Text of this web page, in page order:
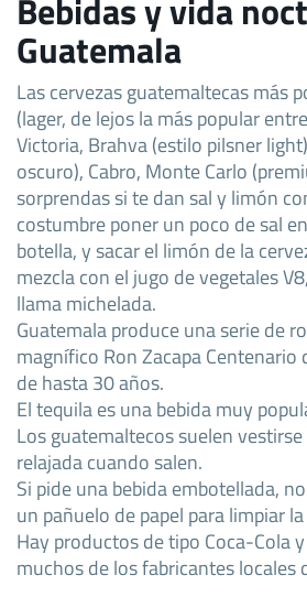
Guatemala
Las cervezas guatemaltecas más
(lager, de lejos la más popular
Victoria, Brahva (estilo pilsner
oscuro), Cabro, Monte Carlo
sorprendas si te dan sal y limón
costumbre poner un poco de sal
botella, y sacar el limón de la
mezcla con el jugo de vegetales
llama michelada.
Guatemala produce una serie de
magnífico Ron Zacapa Centenario
de hasta 30 años.
El tequila es una bebida muy
Los guatemaltecos suelen
relajada cuando salen.
Si pide una bebida embotellada,
un pañuelo de papel para limpiar
Hay productos de tipo Coca-Cola
muchos de los fabricantes locales